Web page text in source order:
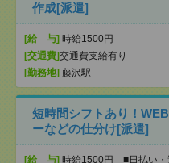
作成[派遣]
[給 与] 時給1500円
[交通費]交通費支給有り
[勤務地] 藤沢駅
短時間シフトあり！
ーなどの仕分け[派遣]
[給 与] 時給1500円 ■日払い・